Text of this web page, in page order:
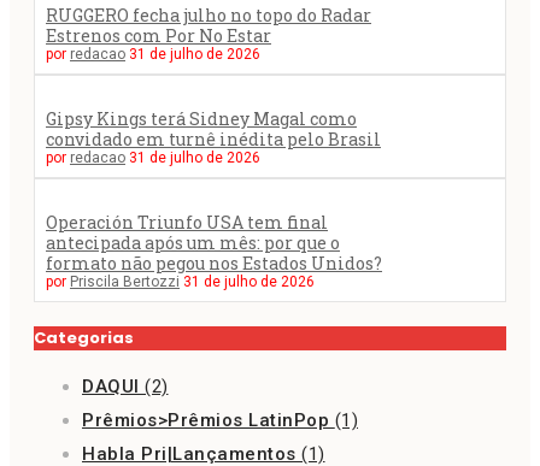
RUGGERO fecha julho no topo do Radar
Estrenos com Por No Estar
por redacao 31 de julho de 2026
Gipsy Kings terá Sidney Magal como
convidado em turnê inédita pelo Brasil
por redacao 31 de julho de 2026
Operación Triunfo USA tem final
antecipada após um mês: por que o
formato não pegou nos Estados Unidos?
por Priscila Bertozzi 31 de julho de 2026
Categorias
DAQUI (2)
Prêmios>Prêmios LatinPop (1)
Habla Pri|Lançamentos (1)